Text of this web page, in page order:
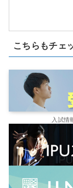
こちらもチェ
入試情